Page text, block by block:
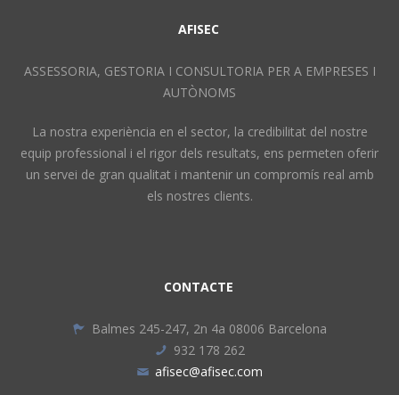
AFISEC
ASSESSORIA, GESTORIA I CONSULTORIA PER A EMPRESES I
AUTÒNOMS
La nostra experiència en el sector, la credibilitat del nostre
equip professional i el rigor dels resultats, ens permeten oferir
un servei de gran qualitat i mantenir un compromís real amb
els nostres clients.
CONTACTE
Balmes 245-247, 2n 4a 08006 Barcelona
932 178 262
afisec@afisec.com